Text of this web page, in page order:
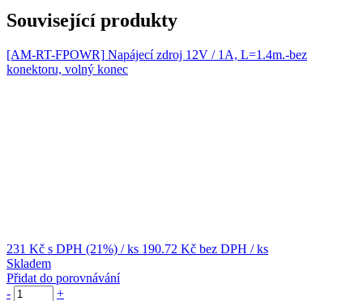
Související produkty
[AM-RT-FPOWR] Napájecí zdroj 12V / 1A, L=1.4m.-bez
konektoru, volný konec
231 Kč s DPH (21%) / ks 190.72 Kč bez DPH / ks
Skladem
Přidat do porovnávání
-
+